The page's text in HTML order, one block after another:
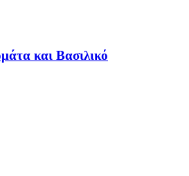
και Βασιλικό